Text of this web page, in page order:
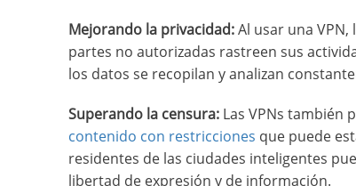
Mejorando la privacidad:Al usar una
partes no autorizadas rastreen sus
los datos se recopilan y analizan
Superando la censura: Las VPNs también
contenido con restricciones que puede
residentes de las ciudades inteligentes
libertad de expresión y de información.